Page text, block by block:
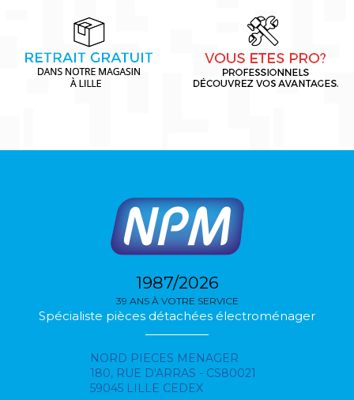
1987/2026
39 ANS À VOTRE SERVICE
Spécialiste pièces détachées électroménager
NORD PIECES MENAGER
180, RUE D'ARRAS - CS80021
59045 LILLE CEDEX